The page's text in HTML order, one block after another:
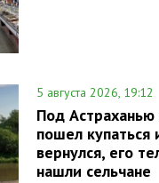
5 августа 2026, 19:12
Под
пошел купаться
вернулся, его
нашли сельчане